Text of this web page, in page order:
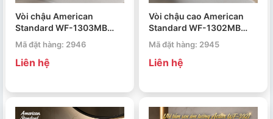
Vòi chậu American
Standard WF-1303MB
Acacia Evolution
Mã đặt hàng: 2946
Liên hệ
Vòi chậu cao American
Standard WF-1302MB
Acacia Evolution
Mã đặt hàng: 2945
Liên hệ